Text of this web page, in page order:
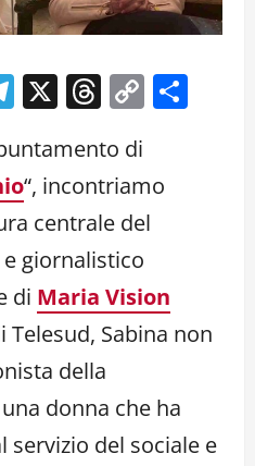
Telegram
X Threads
Copy
di
“, incontriamo
centrale del
giornalistico
di Maria Vision
Telesud, Sabina non
della
donna che ha
servizio del sociale e